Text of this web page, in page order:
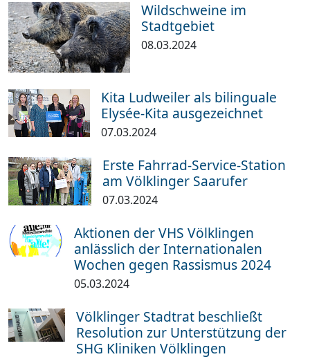
Wildschweine im
Stadtgebiet
08.03.2024
Kita Ludweiler als bilinguale
Elysée-Kita ausgezeichnet
07.03.2024
Erste Fahrrad-Service-Station
am Völklinger Saarufer
07.03.2024
Aktionen der VHS Völklingen
anlässlich der Internationalen
Wochen gegen Rassismus 2024
05.03.2024
Völklinger Stadtrat beschließt
Resolution zur Unterstützung der
SHG Kliniken Völklingen